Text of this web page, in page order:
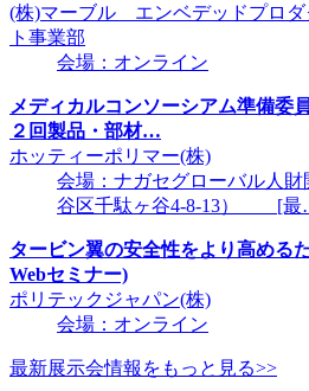
(株)マーブル エンベデッドプロ
ト事業部
会場：オンライン
メディカルコンソーシアム準備
２回製品・部材…
ホッティーポリマー(株)
会場：ナガセグローバル人
谷区千駄ヶ谷4-8-13） [
タービン翼の安全性をより高める
Webセミナー)
ポリテックジャパン(株)
会場：オンライン
最新展示会情報をもっと見る>>